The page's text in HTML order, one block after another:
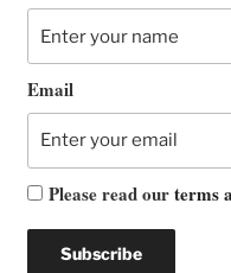
Email
Please read ourterms